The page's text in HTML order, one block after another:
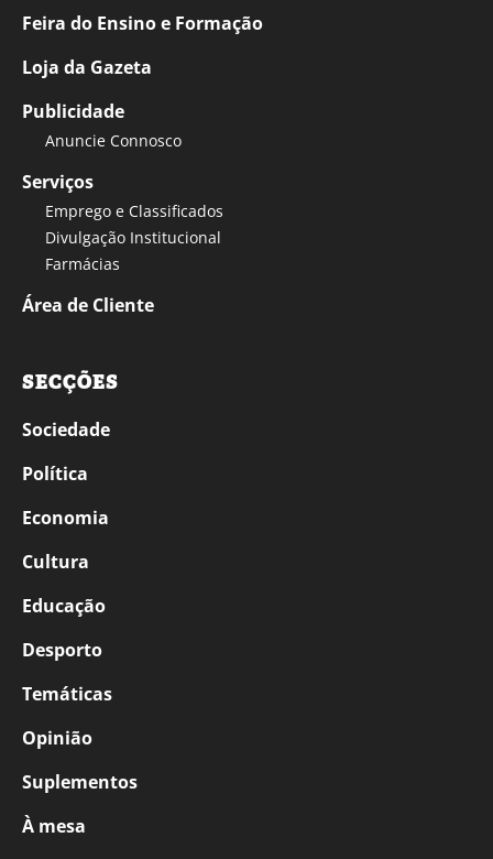
Feira do Ensino e Formação
Loja da Gazeta
Publicidade
Anuncie Connosco
Serviços
Emprego e Classificados
Divulgação Institucional
Farmácias
Área de Cliente
SECÇÕES
Sociedade
Política
Economia
Cultura
Educação
Desporto
Temáticas
Opinião
Suplementos
À mesa